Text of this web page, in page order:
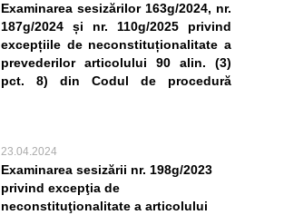
Examinarea sesizărilor 163g/2024, nr.
187g/2024 și nr. 110g/2025 privind
excepțiile de neconstituționalitate a
prevederilor articolului 90 alin. (3)
pct. 8) din Codul de procedură
23.04.2024
Examinarea sesizării nr. 198g/2023
privind excepţia de
neconstituţionalitate a articolului